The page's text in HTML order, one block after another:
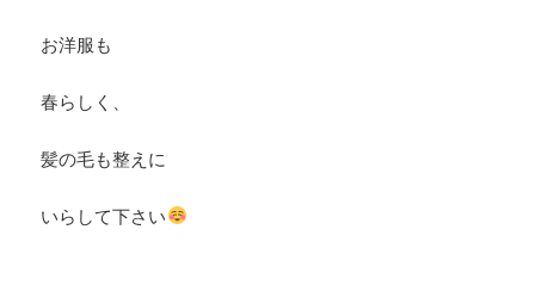
お洋服も
春らしく、
髪の毛も整えに
いらして下さい